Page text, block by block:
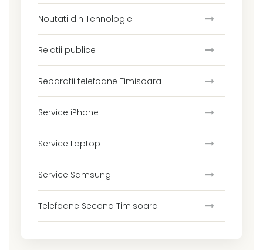
Noutati din Tehnologie
Relatii publice
Reparatii telefoane Timisoara
Service iPhone
Service Laptop
Service Samsung
Telefoane Second Timisoara